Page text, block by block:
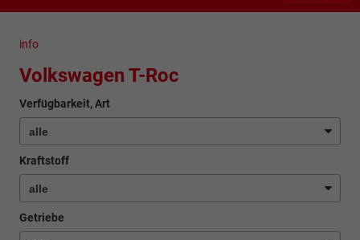
info
Volkswagen T-Roc
Verfügbarkeit, Art
Kraftstoff
Getriebe